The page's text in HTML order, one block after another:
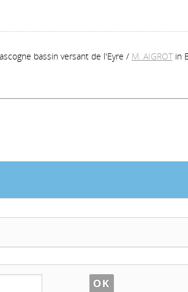
bassin versant de l'Eyre / M. AIGROT in